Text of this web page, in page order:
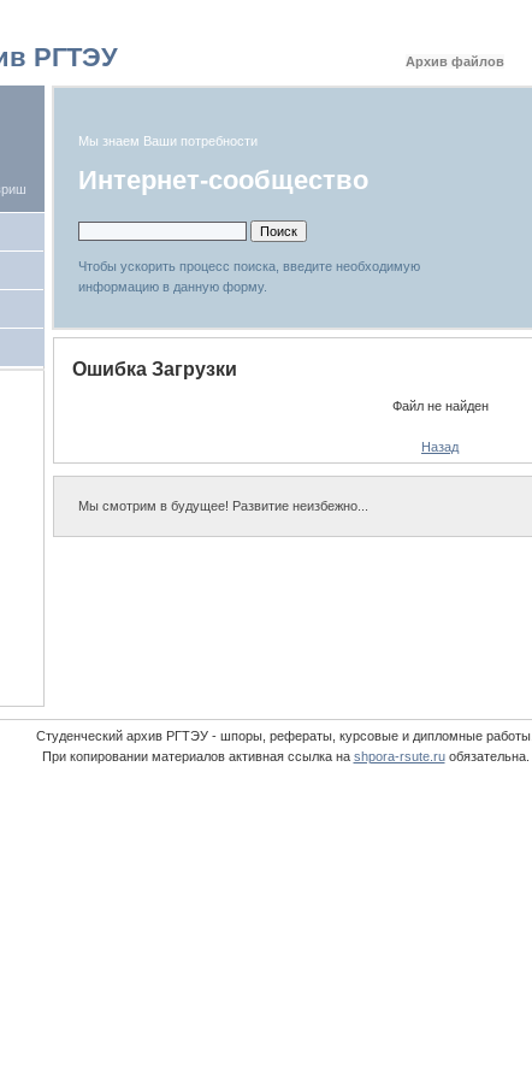
РГТЭУ Архив файлов
Мы знаем Ваши потребности
Интернет-сообщество
Чтобы ускорить процесс поиска, введите необходимую
информацию в данную форму.
Ошибка Загрузки
Файл не найден
Назад
Мы смотрим в будущее! Развитие неизбежно...
Студенческий архив РГТЭУ - шпоры, рефераты, курсовые и дипломные работы.
При копировании материалов активная ссылка на shpora-rsute.ruобязательна.